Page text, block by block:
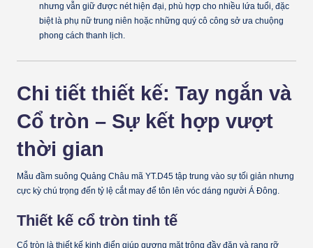
nhưng vẫn giữ được nét hiện đại, phù hợp cho nhiều lứa tuổi, đặc
biệt là phụ nữ trung niên hoặc những quý cô công sở ưa chuộng
phong cách thanh lịch.
Chi tiết thiết kế: Tay ngắn và
Cổ tròn – Sự kết hợp vượt
thời gian
Mẫu đầm suông Quảng Châu mã YT.D45 tập trung vào sự tối giản nhưng
cực kỳ chú trọng đến tỷ lệ cắt may để tôn lên vóc dáng người Á Đông.
Thiết kế cổ tròn tinh tế
Cổ tròn là thiết kế kinh điển giúp gương mặt trông đầy đặn và rạng rỡ